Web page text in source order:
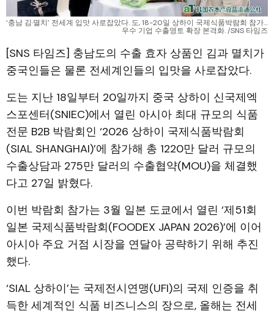
‘충남 김·멸치’ 전세계 입맛 사로잡았다. 도, 18-20일 상하이 국제식품박람회 참가…
우수 기업 수출영토 확장 본격화. /SNS 타임즈
[SNS 타임즈] 충남도의 수출 효자 상품인 김과 멸치가
중국인들은 물론 전세계인들의 입맛을 사로잡았다.
도는 지난 18일부터 20일까지 중국 상하이 신국제엑
스포센터(SNIEC)에서 열린 아시아 최대 규모의 식품
전문 B2B 박람회인 ‘2026 상하이 국제식품박람회
(SIAL SHANGHAI)’에 참가해 총 1220만 달러 규모의
수출상담과 275만 달러의 수출협약(MOU)을 체결했
다고 27일 밝혔다.
이번 박람회 참가는 3월 일본 도쿄에서 열린 ‘제51회
일본 국제식품박람회(FOODEX JAPAN 2026)’에 이어
아시아 주요 거점 시장을 연달아 공략하기 위해 추진
했다.
‘SIAL 상하이’는 국제전시연맹(UFI)의 국제 인증을 취
득한 세계적인 식품 비즈니스의 장으로, 올해는 전세